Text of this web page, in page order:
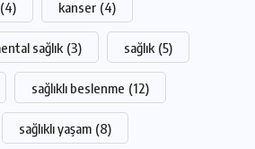
(4) kanser (4)
sağlık (3) sağlık (5)
sağlıklı beslenme (12)
sağlıklı yaşam (8)